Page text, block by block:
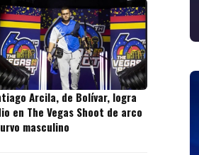
Arcila, de Bolívar, logra
en The Vegas Shoot de arco
masculino